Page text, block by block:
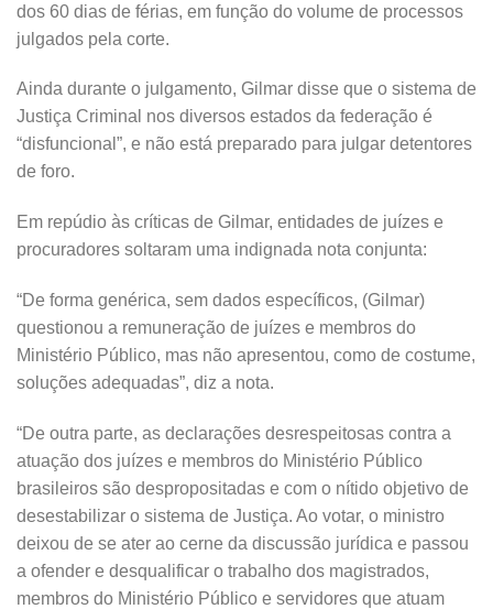
dos 60 dias de férias, em função do volume de processos
julgados pela corte.
Ainda durante o julgamento, Gilmar disse que o sistema de
Justiça Criminal nos diversos estados da federação é
“disfuncional”, e não está preparado para julgar detentores
de foro.
Em repúdio às críticas de Gilmar, entidades de juízes e
procuradores soltaram uma indignada nota conjunta:
“De forma genérica, sem dados específicos, (Gilmar)
questionou a remuneração de juízes e membros do
Ministério Público, mas não apresentou, como de costume,
soluções adequadas”, diz a nota.
“De outra parte, as declarações desrespeitosas contra a
atuação dos juízes e membros do Ministério Público
brasileiros são despropositadas e com o nítido objetivo de
desestabilizar o sistema de Justiça. Ao votar, o ministro
deixou de se ater ao cerne da discussão jurídica e passou
a ofender e desqualificar o trabalho dos magistrados,
membros do Ministério Público e servidores que atuam